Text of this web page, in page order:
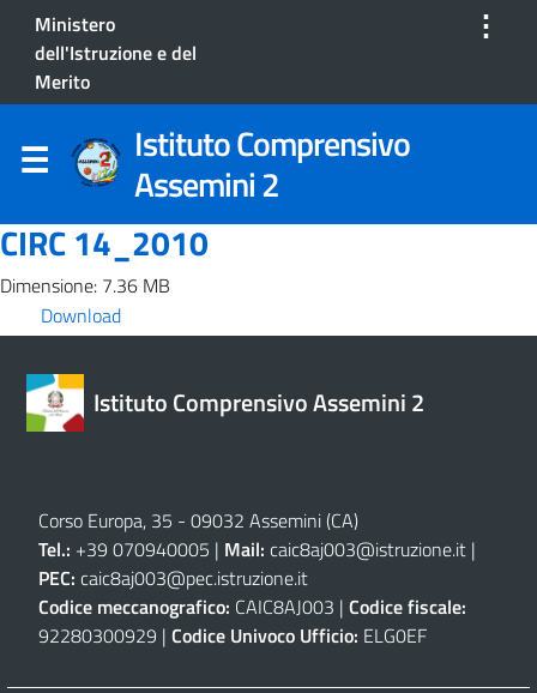
Ministero
dell'Istruzione e del
Merito
⋮
Istituto Comprensivo
Assemini 2
CIRC 14_2010
Dimensione: 7.36 MB
Download
Istituto Comprensivo Assemini 2
Corso Europa, 35 - 09032 Assemini (CA)
Tel.: +39 070940005 | Mail: caic8aj003@istruzione.it |
PEC: caic8aj003@pec.istruzione.it
Codice meccanografico: CAIC8AJ003 | Codice fiscale:
92280300929 | Codice Univoco Ufficio: ELG0EF